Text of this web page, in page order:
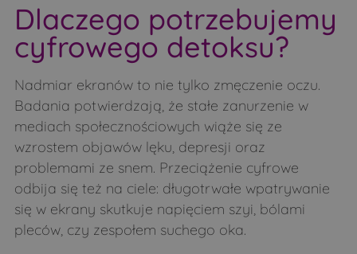
Dlaczego potrzebujemy
cyfrowego detoksu?
Nadmiar ekranów to nie tylko zmęczenie oczu.
Badania potwierdzają, że stałe zanurzenie w
mediach społecznościowych wiąże się ze
wzrostem objawów lęku, depresji oraz
problemami ze snem. Przeciążenie cyfrowe
odbija się też na ciele: długotrwałe wpatrywanie
się w ekrany skutkuje napięciem szyi, bólami
pleców, czy zespołem suchego oka.